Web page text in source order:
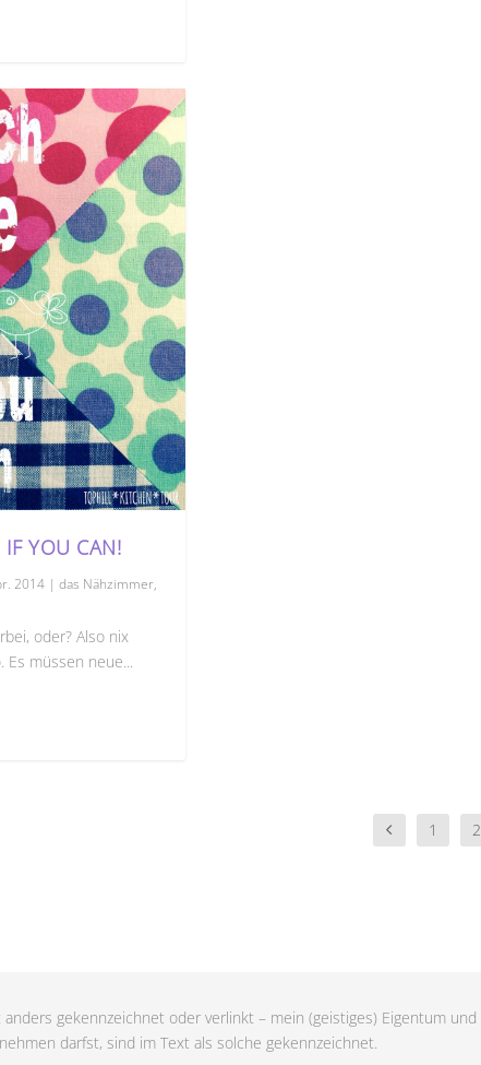
YOU CAN!
2014| das Nähzimmer,
oder? Also nix
müssen neue...
1 2
gekennzeichnet oder verlinkt – mein (geistiges) Eigentum und
darfst, sind im Text als solche gekennzeichnet.